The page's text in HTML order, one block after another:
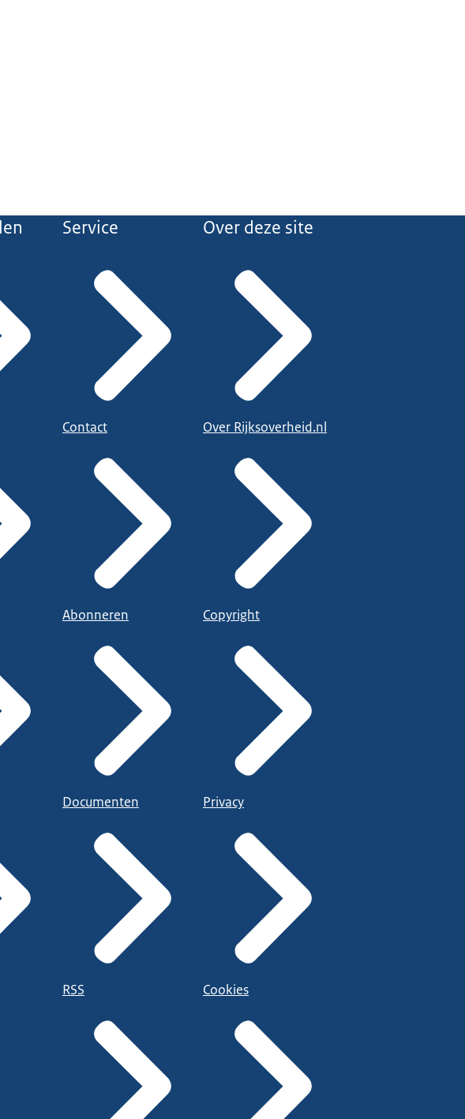
Service
Contact
Abonneren
Documenten
RSS
Over deze site
Over Rijksoverheid.nl
Copyright
Privacy
Cookies